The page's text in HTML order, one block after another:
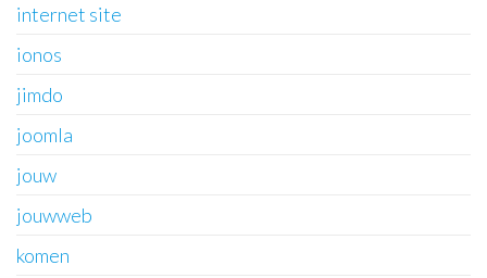
internet site
ionos
jimdo
joomla
jouw
jouwweb
komen